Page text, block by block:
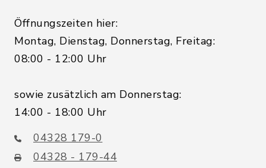
Öffnungszeiten hier:
Montag, Dienstag, Donnerstag, Freitag:
08:00 - 12:00 Uhr
sowie zusätzlich am Donnerstag:
14:00 - 18:00 Uhr
04328 179-0
04328 - 179-44